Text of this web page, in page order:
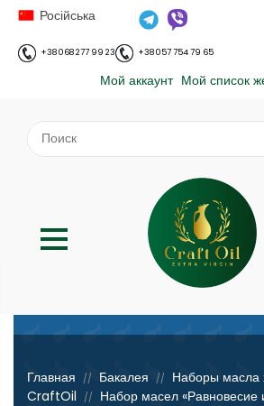
Російська
+38 068 277 99 23 +38 057 754 79 65
Мой аккаунт Мой список
;
Главная
// Бакалея //
Наборы масла
CraftOil
// Набор масел